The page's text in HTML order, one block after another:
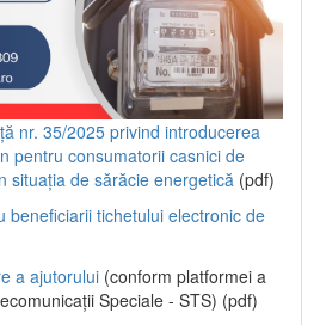
nr. 35/2025 privind introducerea
pentru consumatorii casnici de
situația de sărăcie energetică (pdf)
beneficiarii tichetului electronic de
a ajutorului (conform platformei a
Speciale - STS) (pdf)